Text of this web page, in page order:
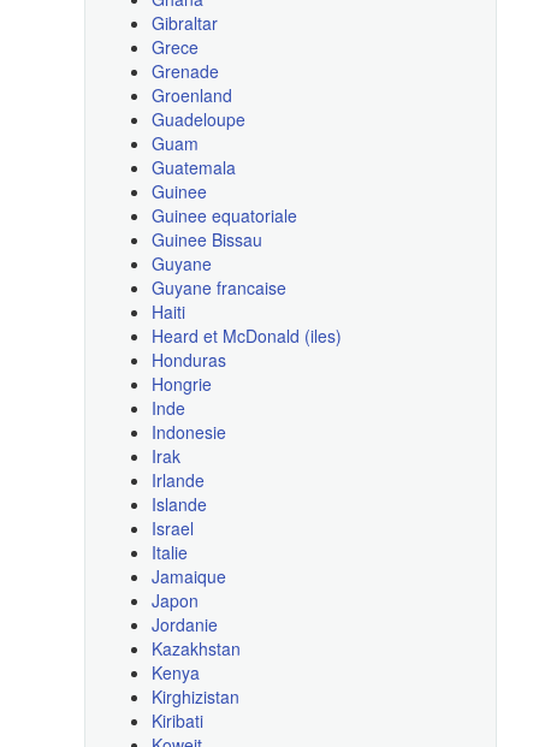
Gibraltar
Grece
Grenade
Groenland
Guadeloupe
Guam
Guatemala
Guinee
Guinee equatoriale
Guinee Bissau
Guyane
Guyane francaise
Haiti
Heard et McDonald (iles)
Honduras
Hongrie
Inde
Indonesie
Irak
Irlande
Islande
Israel
Italie
Jamaique
Japon
Jordanie
Kazakhstan
Kenya
Kirghizistan
Kiribati